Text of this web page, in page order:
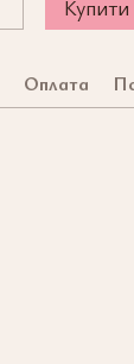
Купити
Оплата